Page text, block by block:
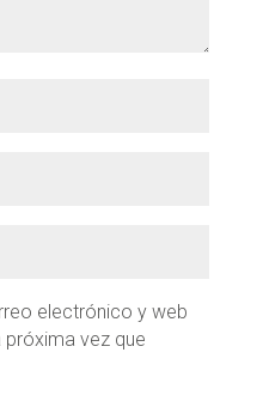
electrónico y web
vez que